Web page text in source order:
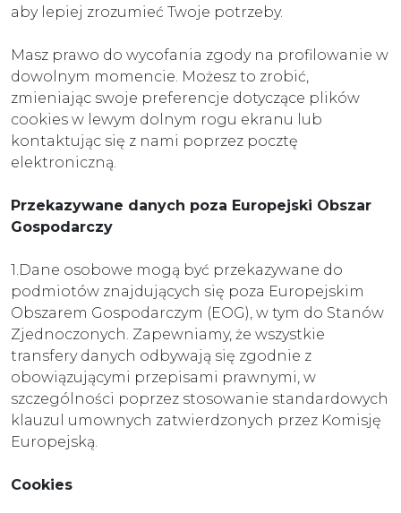
aby lepiej zrozumieć Twoje potrzeby.
Masz prawo do wycofania zgody na profilowanie w
dowolnym momencie. Możesz to zrobić,
zmieniając swoje preferencje dotyczące plików
cookies w lewym dolnym rogu ekranu lub
kontaktując się z nami poprzez pocztę
elektroniczną.
Przekazywane danych poza Europejski Obszar
Gospodarczy
1.Dane osobowe mogą być przekazywane do
podmiotów znajdujących się poza Europejskim
Obszarem Gospodarczym (EOG), w tym do Stanów
Zjednoczonych. Zapewniamy, że wszystkie
transfery danych odbywają się zgodnie z
obowiązującymi przepisami prawnymi, w
szczególności poprzez stosowanie standardowych
klauzul umownych zatwierdzonych przez Komisję
Europejską.
Cookies